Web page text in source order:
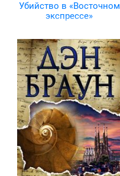
Убийство в «Восточном
экспрессе»